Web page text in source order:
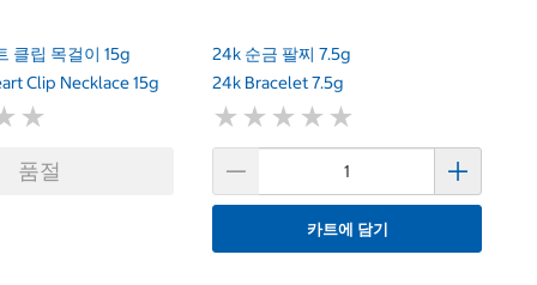
클립 목걸이 15g
Clip Necklace 15g
★
★
품절
24k 순금 팔찌 7.5g
24k Bracelet 7.5g
★ ★ ★ ★ ★
★ ★ ★ ★ ★
카트에 담기